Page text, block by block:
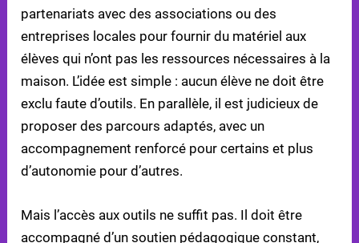
partenariats avec des associations ou des
entreprises locales pour fournir du matériel aux
élèves qui n’ont pas les ressources nécessaires à la
maison. L’idée est simple : aucun élève ne doit être
exclu faute d’outils. En parallèle, il est judicieux de
proposer des parcours adaptés, avec un
accompagnement renforcé pour certains et plus
d’autonomie pour d’autres.
Mais l’accès aux outils ne suffit pas. Il doit être
accompagné d’un soutien pédagogique constant,